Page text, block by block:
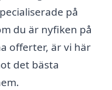
på
du är nyfiken på
offerter, är vi här
det bästa